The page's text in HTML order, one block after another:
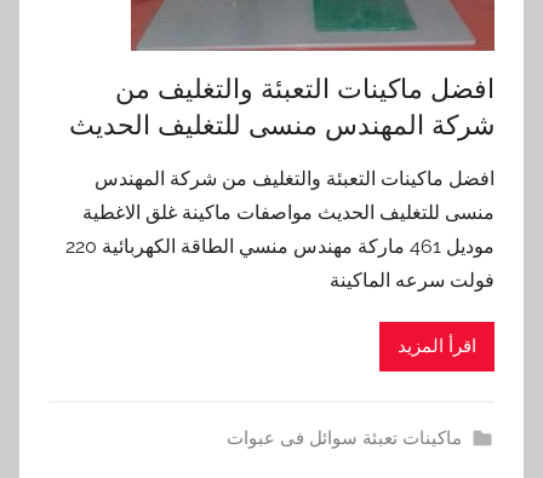
افضل ماكينات التعبئة والتغليف من
شركة المهندس منسى للتغليف الحديث
افضل ماكينات التعبئة والتغليف من شركة المهندس
منسى للتغليف الحديث مواصفات ماكينة غلق الاغطية
موديل 461 ماركة مهندس منسي الطاقة الكهربائية 220
فولت سرعه الماكينة
اقرأ المزيد
ماكينات تعبئة سوائل فى عبوات